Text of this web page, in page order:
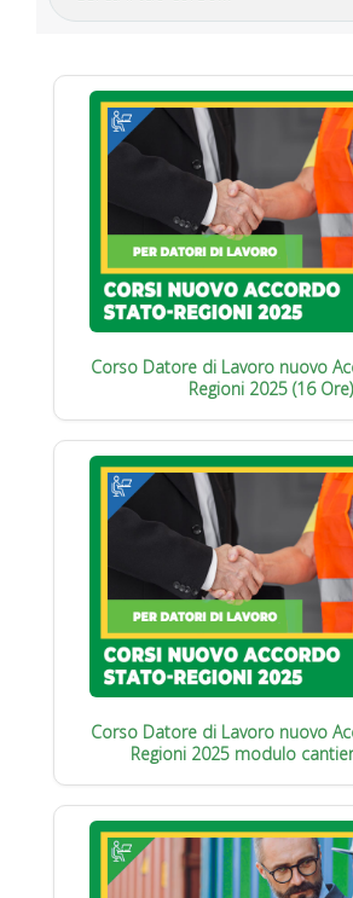
Corso Datore di Lavoro nuovo
Regioni 2025 (16 Ore)
Corso Datore di Lavoro nuovo
Regioni 2025 modulo